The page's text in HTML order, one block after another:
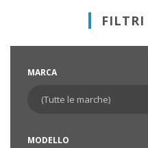
FILTRI
MARCA
MODELLO